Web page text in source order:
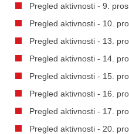
Pregled aktivnosti - 9.
Pregled aktivnosti - 10.
Pregled aktivnosti - 13.
Pregled aktivnosti - 14.
Pregled aktivnosti - 15.
Pregled aktivnosti - 16.
Pregled aktivnosti - 17.
Pregled aktivnosti - 20.